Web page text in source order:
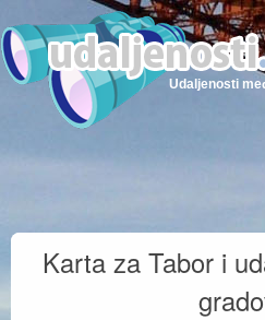
Udaljenosti
Karta za Tabor i